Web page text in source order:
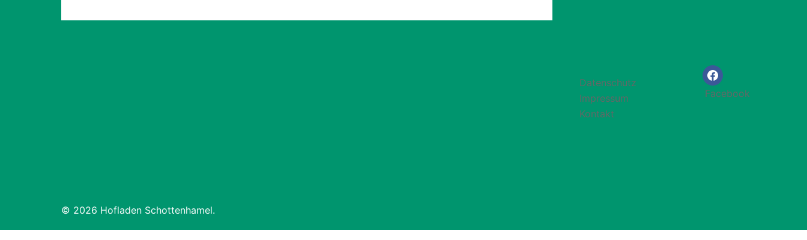
Datenschutz
Impressum
Kontakt
Facebook
© 2026 Hofladen Schottenhamel.